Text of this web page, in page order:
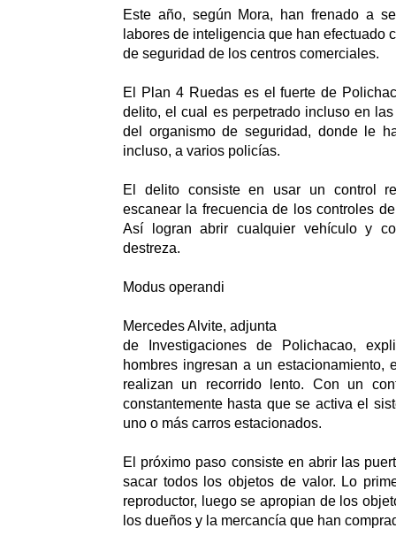
Este año, según Mora, han frenado a
labores de inteligencia que han efectuado
de seguridad de los centros comerciales.
El Plan 4 Ruedas es el fuerte de
delito, el cual es perpetrado incluso en
del organismo de seguridad, donde le
incluso, a varios policías.
El delito consiste en usar un control
escanear la frecuencia de los controles
Así logran abrir cualquier vehículo y
destreza.
Modus operandi
Mercedes Alvite, adjunta
de Investigaciones de Polichacao,
hombres ingresan a un estacionamiento,
realizan un recorrido lento. Con un
constantemente hasta que se activa el
uno o más carros estacionados.
El próximo paso consiste en abrir las
sacar todos los objetos de valor. Lo
reproductor, luego se apropian de los
los dueños y la mercancía que han